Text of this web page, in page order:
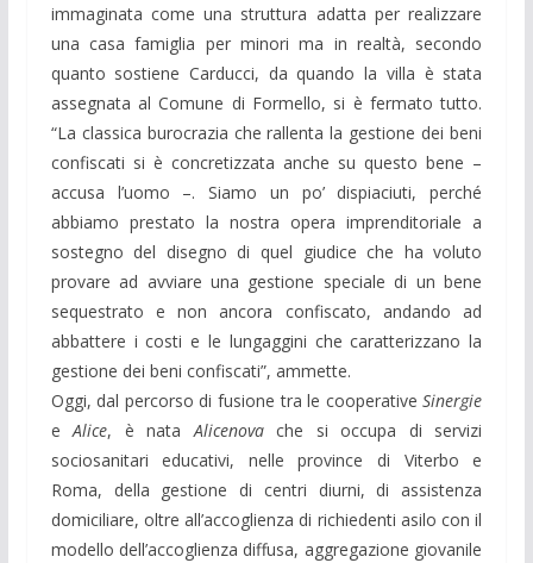
immaginata come una struttura adatta per realizzare
una casa famiglia per minori ma in realtà, secondo
quanto sostiene Carducci, da quando la villa è stata
assegnata al Comune di Formello, si è fermato tutto.
“La classica burocrazia che rallenta la gestione dei beni
confiscati si è concretizzata anche su questo bene –
accusa l’uomo –. Siamo un po’ dispiaciuti, perché
abbiamo prestato la nostra opera imprenditoriale a
sostegno del disegno di quel giudice che ha voluto
provare ad avviare una gestione speciale di un bene
sequestrato e non ancora confiscato, andando ad
abbattere i costi e le lungaggini che caratterizzano la
gestione dei beni confiscati”, ammette.
Oggi, dal percorso di fusione tra le cooperativeSinergie
eAlice, è nata Alicenovache si occupa di servizi
sociosanitari educativi, nelle province di Viterbo e
Roma, della gestione di centri diurni, di assistenza
domiciliare, oltre all’accoglienza di richiedenti asilo con il
modello dell’accoglienza diffusa, aggregazione giovanile